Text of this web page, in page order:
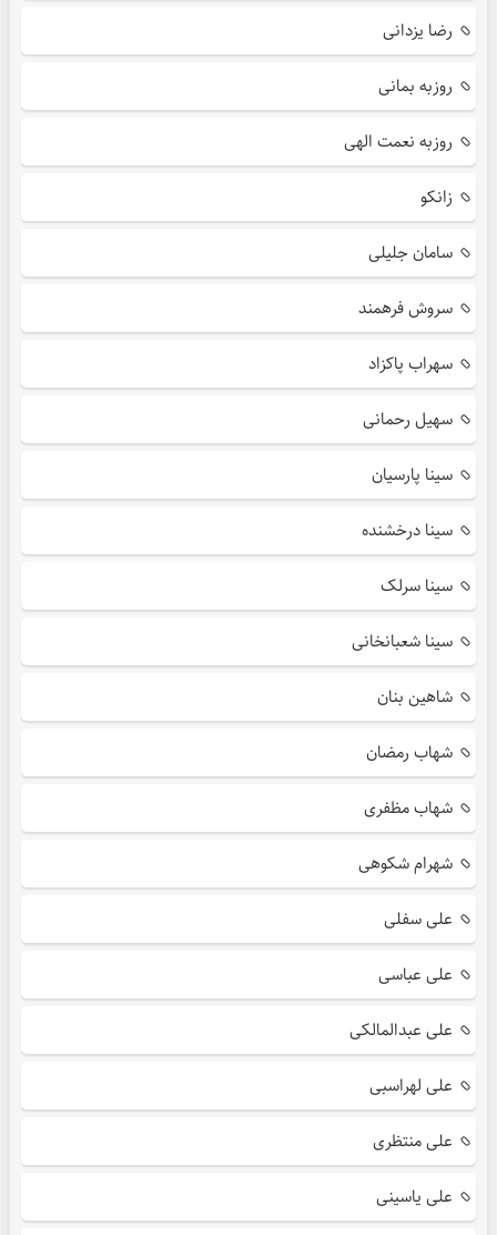
رضا یزدانی
روزبه بمانی
روزبه نعمت الهی
زانکو
سامان جلیلی
سروش فرهمند
سهراب پاکزاد
سهیل رحمانی
سینا پارسیان
سینا درخشنده
سینا سرلک
سینا شعبانخانی
شاهین بنان
شهاب رمضان
شهاب مظفری
شهرام شکوهی
علی سفلی
علی عباسی
علی عبدالمالکی
علی لهراسبی
علی منتظری
علی یاسینی